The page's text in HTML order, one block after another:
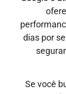
dias por
Se você